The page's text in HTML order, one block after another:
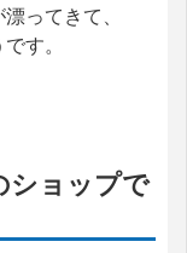
ってきて、
す。
ショップで